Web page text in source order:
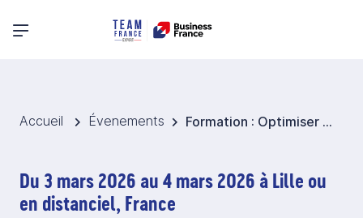
Menu principal
Accueil Évenements Formation : Optimiser sa logistique à l'international (2 jours)
Du 3 mars 2026 au 4 mars 2026 à Lille ou
en distanciel, France